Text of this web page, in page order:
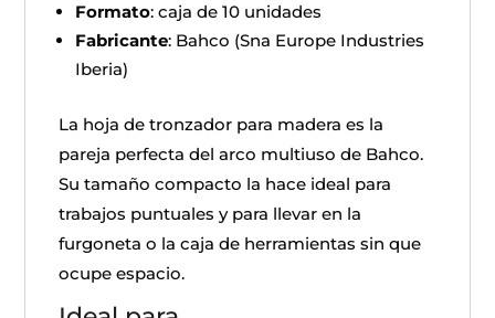
Formato: caja de 10 unidades
Fabricante: Bahco (Sna Europe Industries
Iberia)
La hoja de tronzador para madera es la
pareja perfecta del arco multiuso de Bahco.
Su tamaño compacto la hace ideal para
trabajos puntuales y para llevar en la
furgoneta o la caja de herramientas sin que
ocupe espacio.